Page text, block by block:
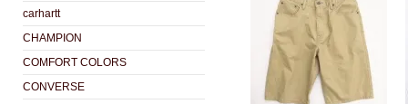
carhartt
CHAMPION
COMFORT COLORS
CONVERSE